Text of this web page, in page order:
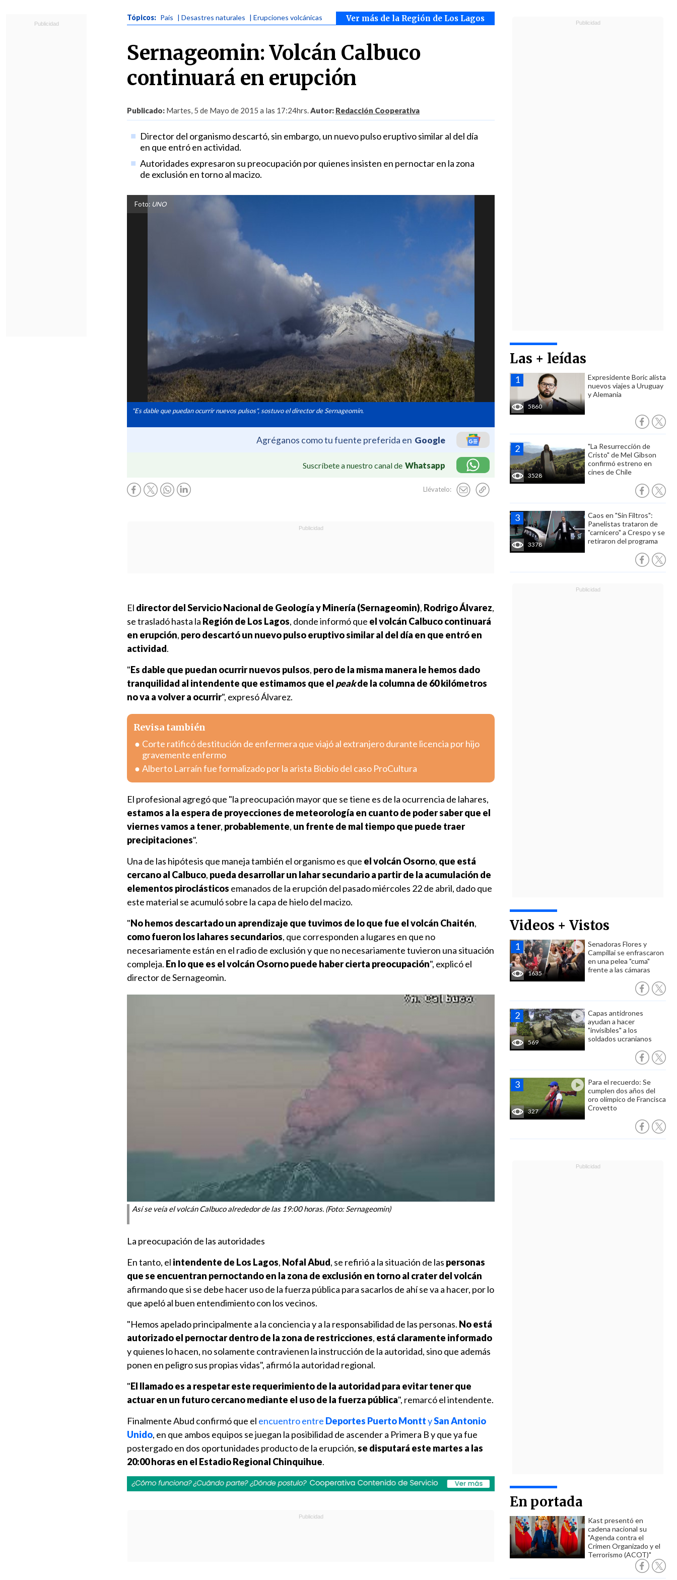
Ver más de la Región de Los Lagos
Tópicos: País | Desastres naturales | Erupciones volcánicas
Sernageomin: Volcán Calbuco
continuará en erupción
Publicado: Martes, 5 de Mayo de 2015 a las 17:24hrs.Autor: Redacción Cooperativa
Director del organismo descartó, sin embargo, un nuevo pulso eruptivo similar al del día
en que entró en actividad.
Autoridades expresaron su preocupación por quienes insisten en pernoctar en la zona
de exclusión en torno al macizo.
Foto: UNO
"Es dable que puedan ocurrir nuevos pulsos", sostuvo el director de Sernageomin.
Agréganos como tu fuente preferida en Google
Suscríbete a nuestro canal de Whatsapp
Llévatelo:
Las + leídas
5860
Expresidente Boric alista
nuevos viajes a Uruguay
y Alemania
3528
"La Resurrección de
Cristo" de Mel Gibson
confirmó estreno en
cines de Chile
3378
Caos en "Sin Filtros":
Panelistas trataron de
"carnicero" a Crespo y se
retiraron del programa
Videos + Vistos
1635
Senadoras Flores y
Campillai se enfrascaron
en una pelea "cuma"
frente a las cámaras
569
Capas antidrones
ayudan a hacer
"invisibles" a los
soldados ucranianos
327
Para el recuerdo: Se
cumplen dos años del
oro olímpico de Francisca
Crovetto
En portada
Kast presentó en
cadena nacional su
"Agenda contra el
Crimen Organizado y el
Terrorismo (ACOT)"
El director del Servicio Nacional de Geología y Minería (Sernageomin), Rodrigo Álvarez,
se trasladó hasta la Región de Los Lagos, donde informó que el volcán Calbuco continuará
en erupción, pero descartó un nuevo pulso eruptivo similar al del día en que entró en
actividad.
"Es dable que puedan ocurrir nuevos pulsos, pero de la misma manera le hemos dado
tranquilidad al intendente que estimamos que el peakde la columna de 60 kilómetros
no va a volver a ocurrir", expresó Álvarez.
Revisa también
Corte ratificó destitución de enfermera que viajó al extranjero durante licencia por hijo
gravemente enfermo
Alberto Larraín fue formalizado por la arista Biobío del caso ProCultura
El profesional agregó que "la preocupación mayor que se tiene es de la ocurrencia de lahares,
estamos a la espera de proyecciones de meteorología en cuanto de poder saber que el
viernes vamos a tener, probablemente, un frente de mal tiempo que puede traer
precipitaciones".
Una de las hipótesis que maneja también el organismo es que el volcán Osorno, que está
cercano al Calbuco, pueda desarrollar un lahar secundario a partir de la acumulación de
elementos piroclásticos emanados de la erupción del pasado miércoles 22 de abril, dado que
este material se acumuló sobre la capa de hielo del macizo.
"No hemos descartado un aprendizaje que tuvimos de lo que fue el volcán Chaitén,
como fueron los lahares secundarios, que corresponden a lugares en que no
necesariamente están en el radio de exclusión y que no necesariamente tuvieron una situación
compleja. En lo que es el volcán Osorno puede haber cierta preocupación", explicó el
director de Sernageomin.
Así se veía el volcán Calbuco alrededor de las 19:00 horas. (Foto: Sernageomin)
La preocupación de las autoridades
En tanto, el intendente de Los Lagos, Nofal Abud, se refirió a la situación de las personas
que se encuentran pernoctando en la zona de exclusión en torno al crater del volcán
afirmando que si se debe hacer uso de la fuerza pública para sacarlos de ahí se va a hacer, por lo
que apeló al buen entendimiento con los vecinos.
"Hemos apelado principalmente a la conciencia y a la responsabilidad de las personas. No está
autorizado el pernoctar dentro de la zona de restricciones, está claramente informado
y quienes lo hacen, no solamente contravienen la instrucción de la autoridad, sino que además
ponen en peligro sus propias vidas", afirmó la autoridad regional.
"El llamado es a respetar este requerimiento de la autoridad para evitar tener que
actuar en un futuro cercano mediante el uso de la fuerza pública", remarcó el intendente.
Finalmente Abud confirmó que el encuentro entre Deportes Puerto MonttySan Antonio
Unido, en que ambos equipos se juegan la posibilidad de ascender a Primera B y que ya fue
postergado en dos oportunidades producto de la erupción,se disputará este martes a las
20:00 horas en el Estadio Regional Chinquihue.